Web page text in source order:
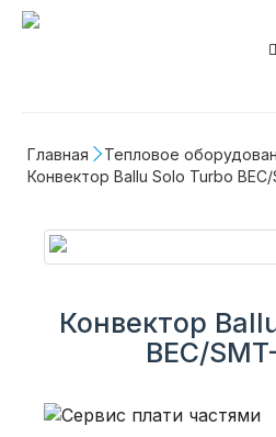
Главная Тепловое
Конвектор Ballu Solo Turbo
Конвектор
BEC/